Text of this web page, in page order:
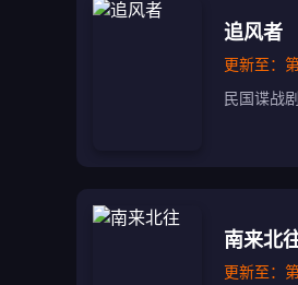
追风者
更新至：
民国谍战
南来北
更新至：